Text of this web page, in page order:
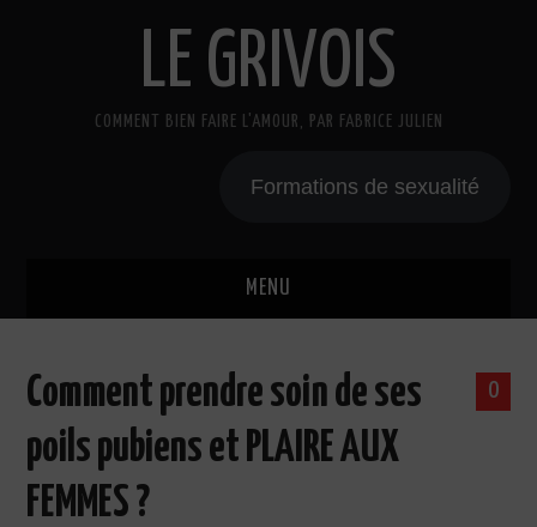
LE GRIVOIS
COMMENT BIEN FAIRE L'AMOUR, PAR FABRICE JULIEN
Formations de sexualité
MENU
A PROPOS
CADEAU
0
Comment prendre soin de ses
poils pubiens et PLAIRE AUX
FEMMES ?